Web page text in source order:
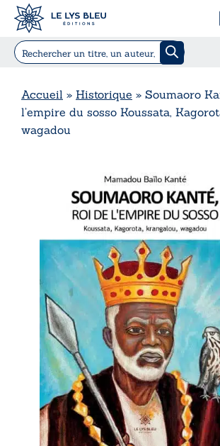
Accueil » Historique » Soumaoro
l’empire du sosso Koussata,
wagadou